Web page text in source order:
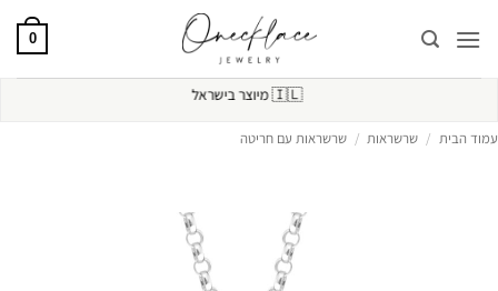
0
🇮🇱מיוצר בישראל
עמוד הבית / שרשראות / שרשראות עם חריטה